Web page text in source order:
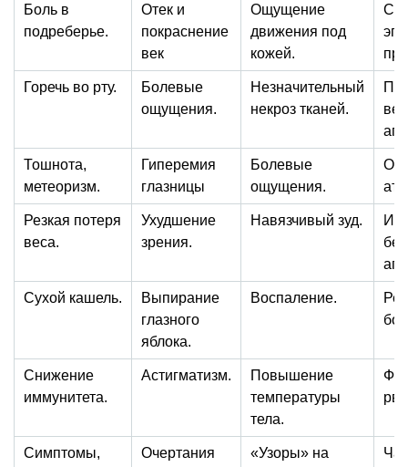
Боль в
подреберье.
Отек и
покраснение
век
Ощущение
движения под
кожей.
Горечь во рту.
Болевые
ощущения.
Незначительный
некроз тканей.
Тошнота,
метеоризм.
Гиперемия
глазницы
Болевые
ощущения.
Резкая потеря
веса.
Ухудшение
зрения.
Навязчивый зуд.
Сухой кашель.
Выпирание
глазного
яблока.
Воспаление.
Снижение
иммунитета.
Астигматизм.
Повышение
температуры
тела.
Симптомы,
Очертания
«Узоры» на